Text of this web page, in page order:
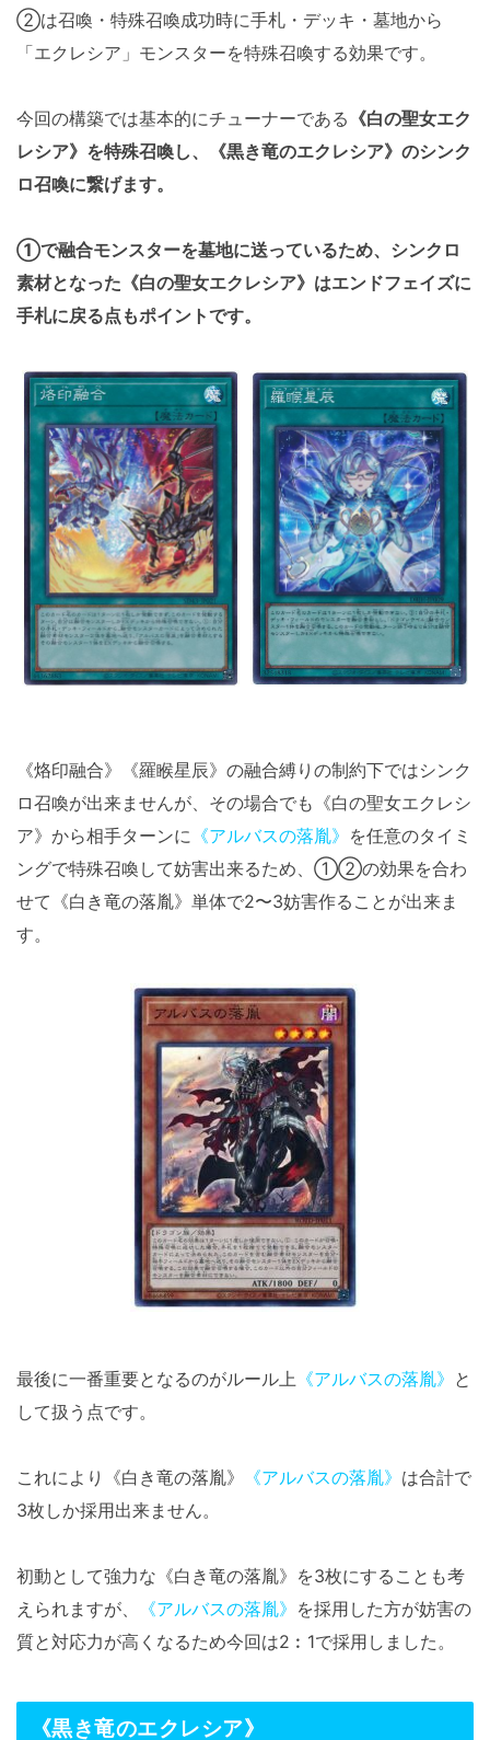
②は召喚・特殊召喚成功時に手札・デッキ・墓地から
「エクレシア」モンスターを特殊召喚する効果です。
今回の構築では基本的にチューナーである 《白の聖女エク
レシア》を特殊召喚し、《黒き竜のエクレシア》のシンク
ロ召喚に繋げます。
①で融合モンスターを墓地に送っているため、シンクロ
素材となった《白の聖女エクレシア》はエンドフェイズに
手札に戻る点もポイントです。
《烙印融合》《羅睺星辰》の融合縛りの制約下ではシンク
ロ召喚が出来ませんが、その場合でも《白の聖女エクレシ
ア》から相手ターンに 《アルバスの落胤》 を任意のタイミ
ングで特殊召喚して妨害出来るため、①②の効果を合わ
せて《白き竜の落胤》単体で2〜3妨害作ることが出来ま
す。
最後に一番重要となるのがルール上 《アルバスの落胤》 と
して扱う点です。
これにより《白き竜の落胤》 《アルバスの落胤》 は合計で
3枚しか採用出来ません。
初動として強力な《白き竜の落胤》を3枚にすることも考
えられますが、
《アルバスの落胤》 を採用した方が妨害の
質と対応力が高くなるため今回は2︰1で採用しました。
《黒き竜のエクレシア》